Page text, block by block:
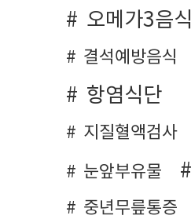
오메가3음식
결석예방음식
항염식단
지질혈액검사
눈앞부유물
중년무릎통증